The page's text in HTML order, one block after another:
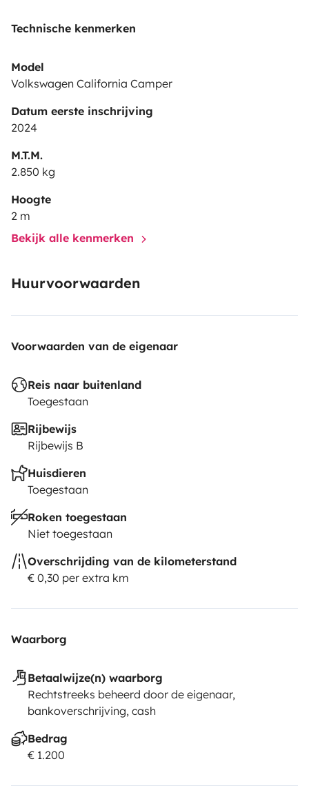
Technische kenmerken
Model
Volkswagen California Camper
Datum eerste inschrijving
2024
M.T.M.
2.850 kg
Hoogte
2 m
Bekijk alle kenmerken
Huurvoorwaarden
Voorwaarden van de eigenaar
Reis naar buitenland
Toegestaan
Rijbewijs
Rijbewijs B
Huisdieren
Toegestaan
Roken toegestaan
Niet toegestaan
Overschrijding van de kilometerstand
€ 0,30 per extra km
Waarborg
Betaalwijze(n) waarborg
Rechtstreeks beheerd door de eigenaar,
bankoverschrijving, cash
Bedrag
€ 1.200